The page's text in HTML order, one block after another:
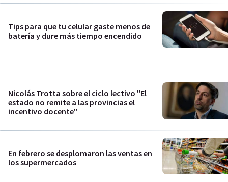
Tips para que tu celular gaste menos de
batería y dure más tiempo encendido
Nicolás Trotta sobre el ciclo lectivo "El
estado no remite a las provincias el
incentivo docente"
En febrero se desplomaron las ventas en
los supermercados